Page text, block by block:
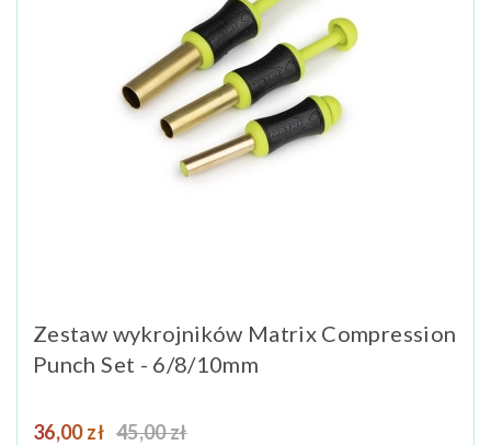
Zestaw wykrojników Matrix Compression
Punch Set - 6/8/10mm
Cena
36,00 zł Cena podstawowa
45,00 zł